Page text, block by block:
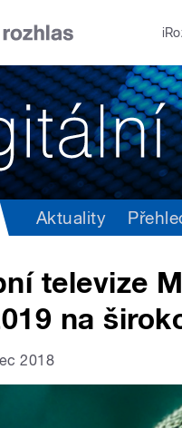
Aktuality
televize
na
2018